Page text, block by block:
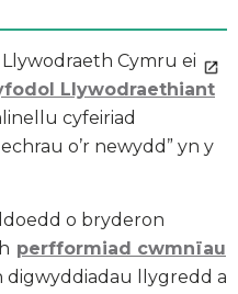
Cymru ei
Llywodraethiant
cyfeiriad
o’r newydd” yn y
o bryderon
perfformiad cwmnïau
digwyddiadau llygredd a